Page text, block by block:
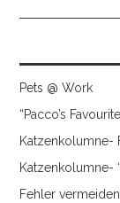
Pets @ Work
“Pacco’s
Katzenkolumne-
Katzenkolumne-
Fehler